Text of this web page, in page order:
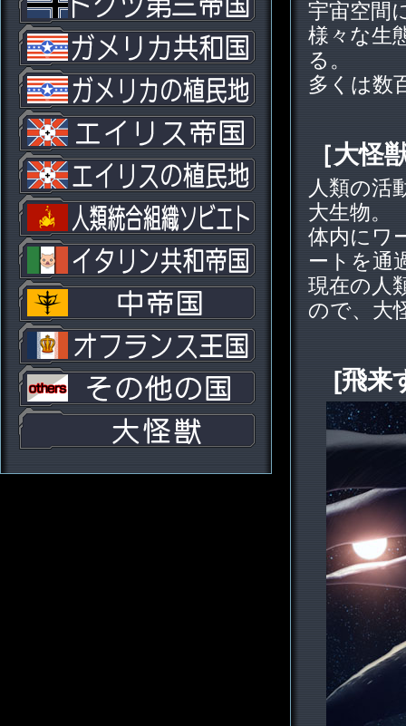
宇宙空間
様々な生
る。
多くは数
［大怪
人類の活
大生物。
体内にワ
ートを通
現在の人
ので、大
[飛来